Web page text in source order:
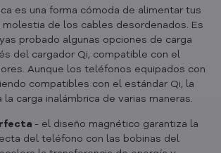
es una forma cómoda de alimentar tus
de los cables desordenados. Es
probado algunas opciones de carga
del cargador Qi, compatible con el
Aunque los teléfonos equipados con
compatibles con el estándar Qi, la
carga inalámbrica de varias maneras.
- el diseño magnético garantiza la
del teléfono con las bobinas del